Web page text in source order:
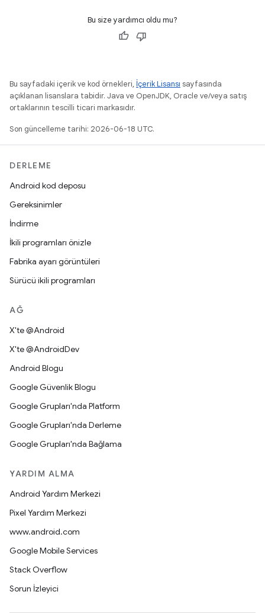
Bu size yardımcı oldu mu?
Bu sayfadaki içerik ve kod örnekleri, İçerik Lisansı sayfasında
açıklanan lisanslara tabidir. Java ve OpenJDK, Oracle ve/veya satış
ortaklarının tescilli ticari markasıdır.
Son güncelleme tarihi: 2026-06-18 UTC.
DERLEME
Android kod deposu
Gereksinimler
İndirme
İkili programları önizle
Fabrika ayarı görüntüleri
Sürücü ikili programları
AĞ
X'te @Android
X'te @AndroidDev
Android Blogu
Google Güvenlik Blogu
Google Grupları'nda Platform
Google Grupları'nda Derleme
Google Grupları'nda Bağlama
YARDIM ALMA
Android Yardım Merkezi
Pixel Yardım Merkezi
www.android.com
Google Mobile Services
Stack Overflow
Sorun İzleyici